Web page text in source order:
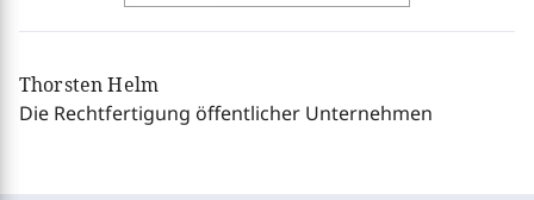
Thorsten Helm
Die Rechtfertigung öffentlicher Unternehmen